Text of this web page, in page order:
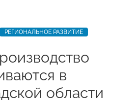
РЕГИОНАЛЬНОЕ РАЗВИТИЕ
в
области